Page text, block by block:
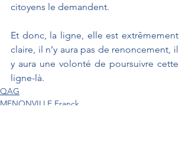
citoyens le demandent.
Et donc, la ligne, elle est extrêmement
claire, il n’y aura pas de renoncement, il
y aura une volonté de poursuivre cette
ligne-là.
QAG
MENONVILLE Franck